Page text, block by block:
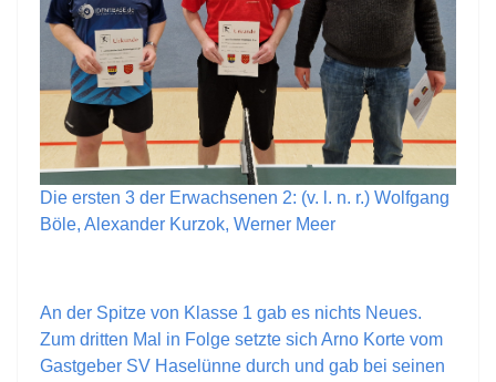
Die ersten 3 der Erwachsenen 2: (v. l. n. r.) Wolfgang
Böle, Alexander Kurzok, Werner Meer
An der Spitze von Klasse 1 gab es nichts Neues.
Zum dritten Mal in Folge setzte sich Arno Korte vom
Gastgeber SV Haselünne durch und gab bei seinen